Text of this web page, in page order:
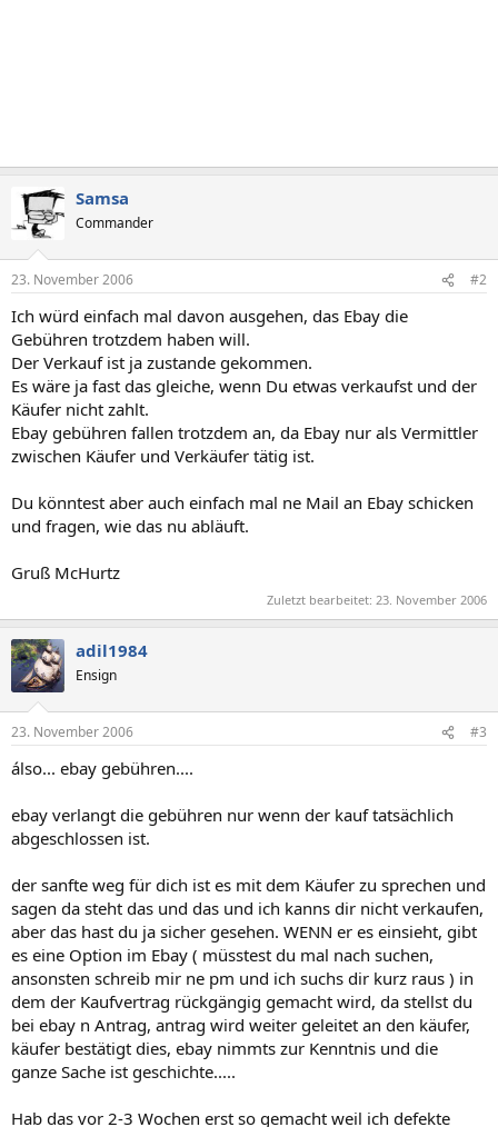
Samsa
Commander
23. November 2006 #2
Ich würd einfach mal davon ausgehen, das Ebay die
Gebühren trotzdem haben will.
Der Verkauf ist ja zustande gekommen.
Es wäre ja fast das gleiche, wenn Du etwas verkaufst und der
Käufer nicht zahlt.
Ebay gebühren fallen trotzdem an, da Ebay nur als Vermittler
zwischen Käufer und Verkäufer tätig ist.
Du könntest aber auch einfach mal ne Mail an Ebay schicken
und fragen, wie das nu abläuft.
Gruß McHurtz
Zuletzt bearbeitet: 23. November 2006
adil1984
Ensign
23. November 2006 #3
álso... ebay gebühren....
ebay verlangt die gebühren nur wenn der kauf tatsächlich
abgeschlossen ist.
der sanfte weg für dich ist es mit dem Käufer zu sprechen und
sagen da steht das und das und ich kanns dir nicht verkaufen,
aber das hast du ja sicher gesehen. WENN er es einsieht, gibt
es eine Option im Ebay ( müsstest du mal nach suchen,
ansonsten schreib mir ne pm und ich suchs dir kurz raus ) in
dem der Kaufvertrag rückgängig gemacht wird, da stellst du
bei ebay n Antrag, antrag wird weiter geleitet an den käufer,
käufer bestätigt dies, ebay nimmts zur Kenntnis und die
ganze Sache ist geschichte.....
Hab das vor 2-3 Wochen erst so gemacht weil ich defekte